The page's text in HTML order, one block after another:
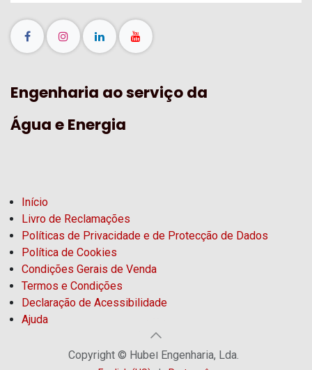
Engenharia ao serviço da
Água e Energia
Início
Livro de Reclamações
Políticas de Privacidade e de Protecção de Dados
Política de Cookies
Condições Gerais de Venda
Termos e Condições
Declaração de Acessibilidade
Ajuda
Copyright © Hubel Engenharia, Lda.